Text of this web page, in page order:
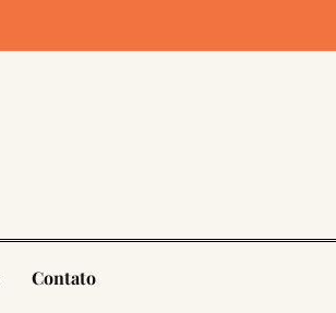
Contato